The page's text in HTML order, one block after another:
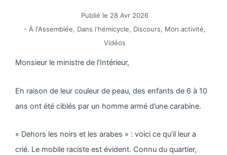
Publié le 28 Avr 2026
- À l'Assemblée, Dans l'hémicycle, Discours, Mon activité,
Vidéos
Monsieur le ministre de l’Intérieur,
En raison de leur couleur de peau, des enfants de 6 à 10
ans ont été ciblés par un homme armé d’une carabine.
« Dehors les noirs et les arabes » : voici ce qu’il leur a
crié. Le mobile raciste est évident. Connu du quartier,